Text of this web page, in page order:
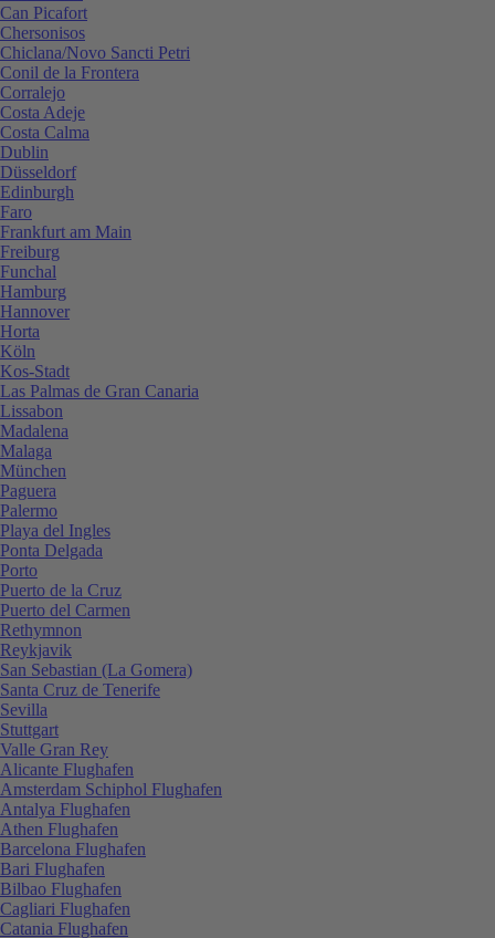
Can Picafort
Chersonisos
Chiclana/Novo Sancti Petri
Conil de la Frontera
Corralejo
Costa Adeje
Costa Calma
Dublin
Düsseldorf
Edinburgh
Faro
Frankfurt am Main
Freiburg
Funchal
Hamburg
Hannover
Horta
Köln
Kos-Stadt
Las Palmas de Gran Canaria
Lissabon
Madalena
Malaga
München
Paguera
Palermo
Playa del Ingles
Ponta Delgada
Porto
Puerto de la Cruz
Puerto del Carmen
Rethymnon
Reykjavik
San Sebastian (La Gomera)
Santa Cruz de Tenerife
Sevilla
Stuttgart
Valle Gran Rey
Alicante Flughafen
Amsterdam Schiphol Flughafen
Antalya Flughafen
Athen Flughafen
Barcelona Flughafen
Bari Flughafen
Bilbao Flughafen
Cagliari Flughafen
Catania Flughafen